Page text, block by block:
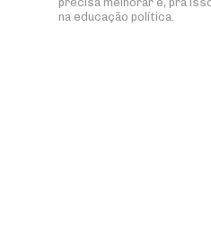
na educação política.